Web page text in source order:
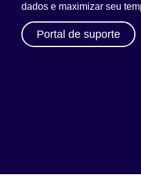
dados e maximizar seu
Portal de suporte